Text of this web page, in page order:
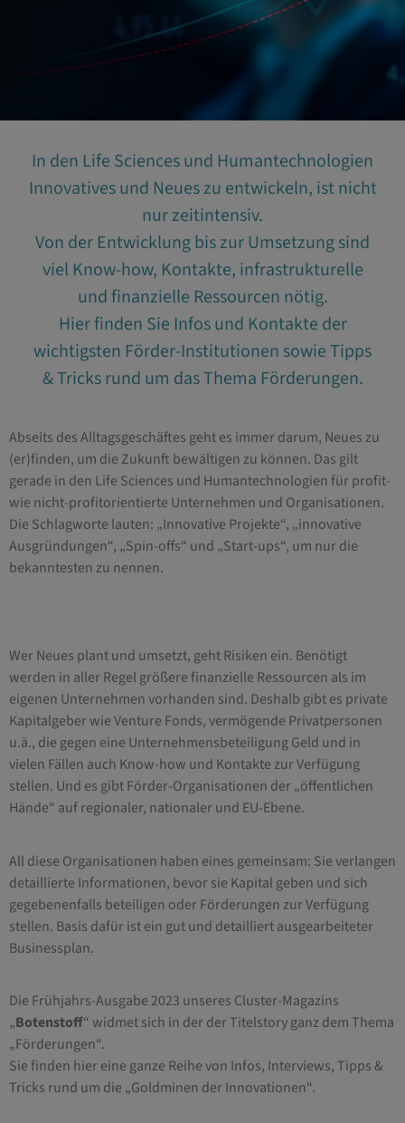
In den Life Sciences und Humantechnologien
Innovatives und Neues zu entwickeln, ist nicht
nur zeitintensiv.
Von der Entwicklung bis zur Umsetzung sind
viel Know-how, Kontakte, infrastrukturelle
und finanzielle Ressourcen nötig.
Hier finden Sie Infos und Kontakte der
wichtigsten Förder-Institutionen sowie Tipps
& Tricks rund um das Thema Förderungen.
Abseits des Alltagsgeschäftes geht es immer darum, Neues zu
(er)finden, um die Zukunft bewältigen zu können. Das gilt
gerade in den Life Sciences und Humantechnologien für profit-
wie nicht-profitorientierte Unternehmen und Organisationen.
Die Schlagworte lauten: „Innovative Projekte“, „innovative
Ausgründungen“, „Spin-offs“ und „Start-ups“, um nur die
bekanntesten zu nennen.
Wer Neues plant und umsetzt, geht Risiken ein. Benötigt
werden in aller Regel größere finanzielle Ressourcen als im
eigenen Unternehmen vorhanden sind. Deshalb gibt es private
Kapitalgeber wie Venture Fonds, vermögende Privatpersonen
u.ä., die gegen eine Unternehmensbeteiligung Geld und in
vielen Fällen auch Know-how und Kontakte zur Verfügung
stellen. Und es gibt Förder-Organisationen der „öffentlichen
Hände“ auf regionaler, nationaler und EU-Ebene.
All diese Organisationen haben eines gemeinsam: Sie verlangen
detaillierte Informationen, bevor sie Kapital geben und sich
gegebenenfalls beteiligen oder Förderungen zur Verfügung
stellen. Basis dafür ist ein gut und detailliert ausgearbeiteter
Businessplan.
Die Frühjahrs-Ausgabe 2023 unseres Cluster-Magazins
„Botenstoff“ widmet sich in der der Titelstory ganz dem Thema
„Förderungen“.
Sie finden hier eine ganze Reihe von Infos, Interviews, Tipps &
Tricks rund um die „Goldminen der Innovationen“.